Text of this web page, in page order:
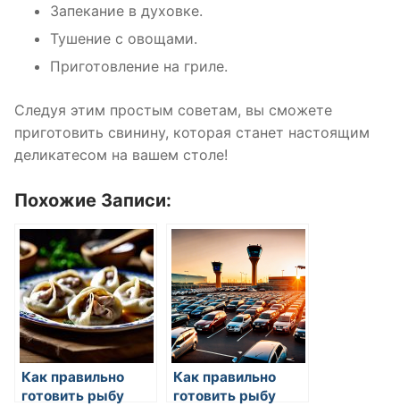
Запекание в духовке.
Тушение с овощами.
Приготовление на гриле.
Следуя этим простым советам, вы сможете
приготовить свинину, которая станет настоящим
деликатесом на вашем столе!
Похожие Записи:
Как правильно
готовить рыбу
Как правильно
готовить рыбу